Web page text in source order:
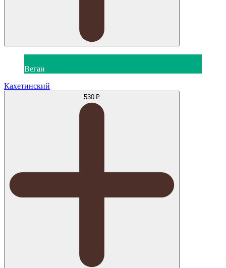
Веган
Кахетинский
530 ₽